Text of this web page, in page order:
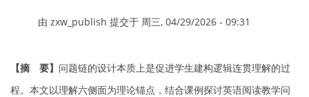
由 zxw_publish 提交于 周三, 04/29/2026 - 09:31
【摘 要】 问题链的设计本质上是促进学生建构逻辑连贯理解的过
程。本文以理解六侧面为理论锚点，结合课例探讨英语阅读教学问